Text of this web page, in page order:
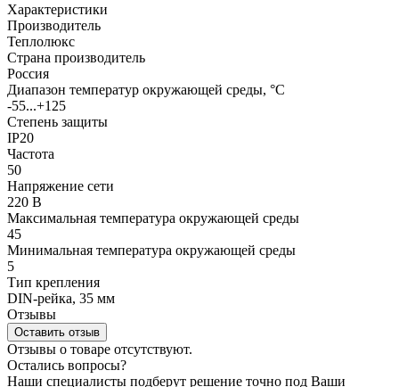
Характеристики
Производитель
Теплолюкс
Страна производитель
Россия
Диапазон температур окружающей среды, °С
-55...+125
Степень защиты
IP20
Частота
50
Напряжение сети
220 В
Максимальная температура окружающей среды
45
Минимальная температура окружающей среды
5
Тип крепления
DIN-рейка, 35 мм
Отзывы
Оставить отзыв
Отзывы о товаре отсутствуют.
Остались вопросы?
Наши специалисты подберут решение точно под Ваши